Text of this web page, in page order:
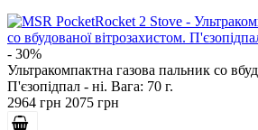
- 30%
Ультракомпактна газова пальник co
П'єзопідпал - ні. Вага: 70 г.
2964 грн 2075 грн